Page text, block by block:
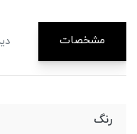
مشخصات
رنگ